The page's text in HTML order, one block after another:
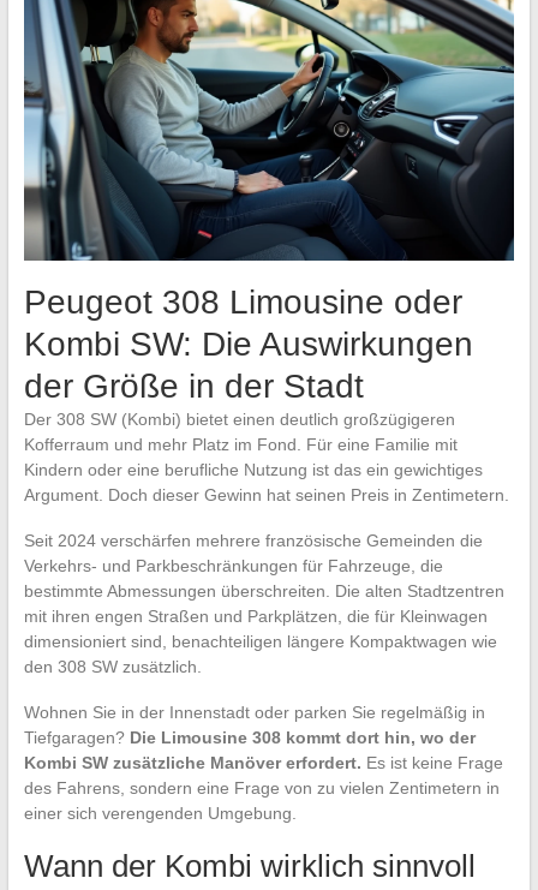
Peugeot 308 Limousine oder
Kombi SW: Die Auswirkungen
der Größe in der Stadt
Der 308 SW (Kombi) bietet einen deutlich großzügigeren
Kofferraum und mehr Platz im Fond. Für eine Familie mit
Kindern oder eine berufliche Nutzung ist das ein gewichtiges
Argument. Doch dieser Gewinn hat seinen Preis in Zentimetern.
Seit 2024 verschärfen mehrere französische Gemeinden die
Verkehrs- und Parkbeschränkungen für Fahrzeuge, die
bestimmte Abmessungen überschreiten. Die alten Stadtzentren
mit ihren engen Straßen und Parkplätzen, die für Kleinwagen
dimensioniert sind, benachteiligen längere Kompaktwagen wie
den 308 SW zusätzlich.
Wohnen Sie in der Innenstadt oder parken Sie regelmäßig in
Tiefgaragen? Die Limousine 308 kommt dort hin, wo der
Kombi SW zusätzliche Manöver erfordert. Es ist keine Frage
des Fahrens, sondern eine Frage von zu vielen Zentimetern in
einer sich verengenden Umgebung.
Wann der Kombi wirklich sinnvoll